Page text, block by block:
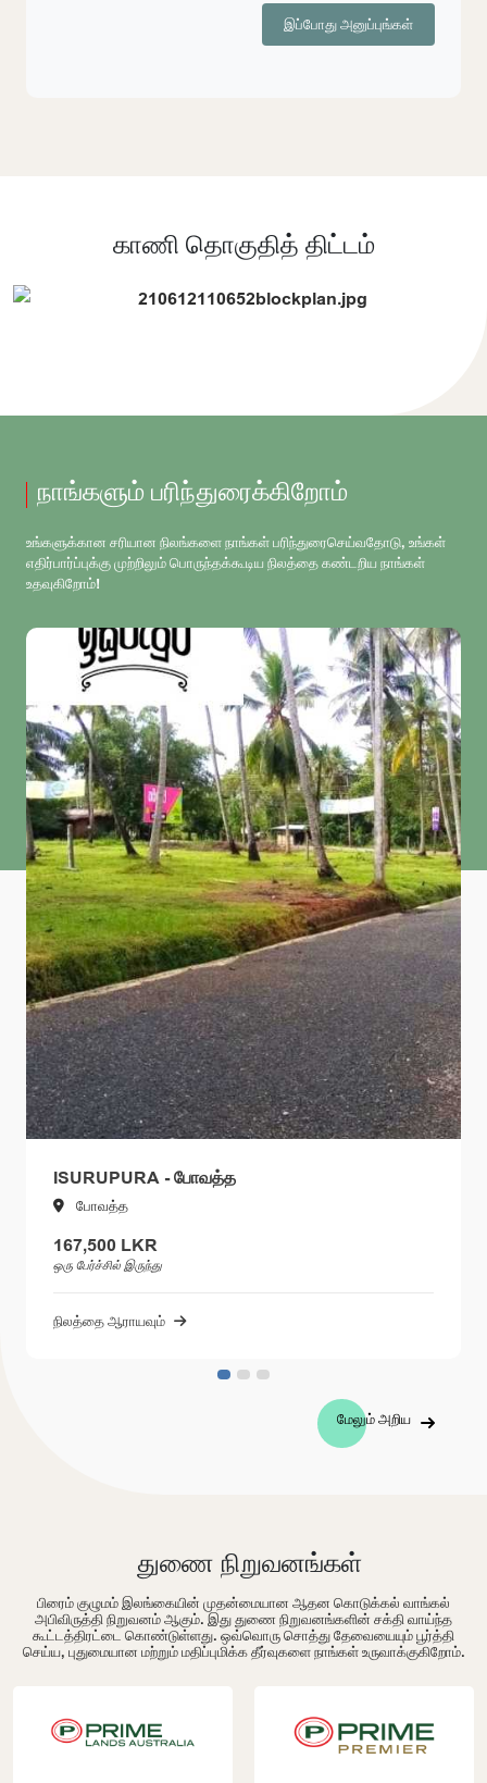
இப்போது அனுப்புங்கள்
காணி தொகுதித் திட்டம்
நாங்களும் பரிந்துரைக்கிறோம்
உங்களுக்கான சரியான நிலங்களை நாங்கள் பரிந்துரைசெய்வதோடு, உங்கள்
எதிர்பார்ப்புக்கு முற்றிலும் பொருந்தக்கூடிய நிலத்தை கண்டறிய நாங்கள்
உதவுகிறோம்!
ISURUPURA - போவத்த
போவத்த
167,500 LKR
ஒரு பேர்ச்சில் இருந்து
நிலத்தை ஆராயவும்
மேலும் அறிய
துணை நிறுவனங்கள்
பிரைம் குழுமம் இலங்கையின் முதன்மையான ஆதன கொடுக்கல் வாங்கல்
அபிவிருத்தி நிறுவனம் ஆகும். இது துணை நிறுவனங்களின் சக்தி வாய்ந்த
கூட்டத்திரட்டை கொண்டுள்ளது. ஒவ்வொரு சொத்து தேவையையும் பூர்த்தி
செய்ய, புதுமையான மற்றும் மதிப்புமிக்க தீர்வுகளை நாங்கள் உருவாக்குகிறோம்.